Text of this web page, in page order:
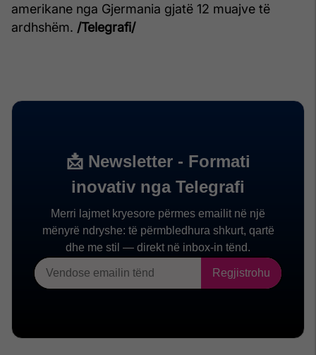
amerikane nga Gjermania gjatë 12 muajve të
ardhshëm. /Telegrafi/